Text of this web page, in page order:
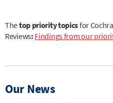
Thetop priority topicsfor
Reviews: Findings from our
Our News